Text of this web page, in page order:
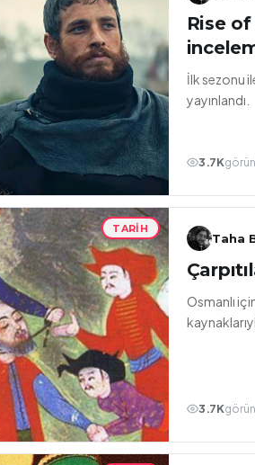
Rise
İlk sezonu
yayınlandı.
3.7K
TARIH
Taha
Osmanlı
3.7K